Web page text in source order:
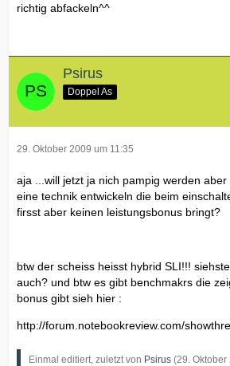
richtig abfackeln^^
Psirus
Doppel As
29. Oktober 2009 um 11:35
aja ...will jetzt ja nich pampig werden
eine technik entwickeln die beim
firsst aber keinen leistungsbonus bringt?
btw der scheiss heisst hybrid SLI!!!
auch? und btw es gibt benchmakrs die
bonus gibt sieh hier :
http://forum.notebookreview.com/
Einmal editiert, zuletzt von Psirus (29. Oktober